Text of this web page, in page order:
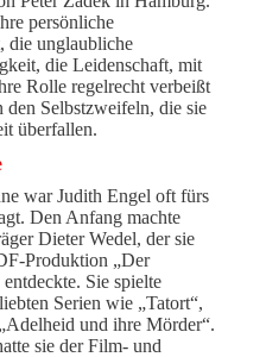
persönliche
die unglaubliche
die Leidenschaft, mit
Rolle regelrecht verbeißt
den Selbstzweifeln, die sie
überfallen.
war Judith Engel oft fürs
Den Anfang machte
Dieter Wedel, der sie
Produktion „Der
entdeckte. Sie spielte
Serien wie „Tatort“,
und ihre Mörder“.
sie der Film- und